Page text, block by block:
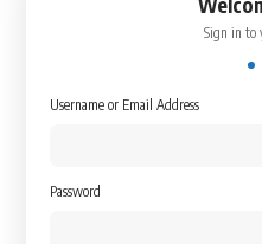
Sign in to
Username or Email Address
Password